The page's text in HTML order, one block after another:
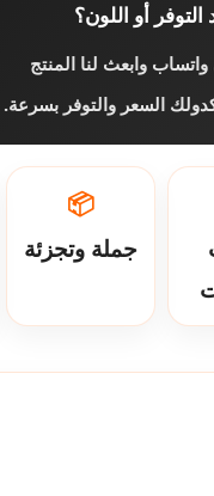
التوفر أو اللون؟
وابعث لنا المنتج
السعر والتوفر بسرعة.
📦
جملة وتجزئة